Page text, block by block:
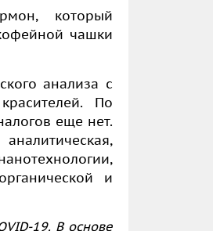
который
чашки
анализа с
По
еще нет.
и
19. В основе